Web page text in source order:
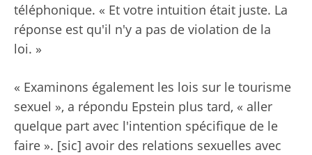
téléphonique. « Et votre intuition était juste. La
réponse est qu'il n'y a pas de violation de la
loi. »
« Examinons également les lois sur le tourisme
sexuel », a répondu Epstein plus tard, « aller
quelque part avec l'intention spécifique de le
faire ». [sic] avoir des relations sexuelles avec